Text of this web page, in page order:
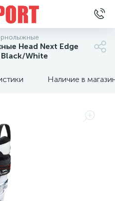
Head Next Edge
Black/White
Наличие в